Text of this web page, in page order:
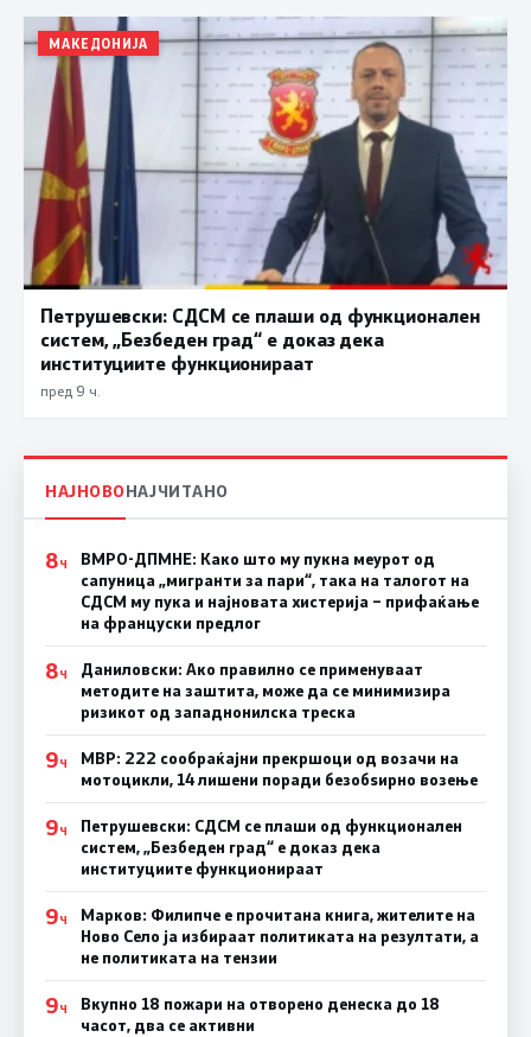
МАКЕДОНИЈА
Петрушевски: СДСМ се плаши од функционален
систем, „Безбеден град“ е доказ дека
институциите функционираат
пред 9 ч.
НАЈНОВОНАЈЧИТАНО
8Ч
ВМРО-ДПМНЕ: Како што му пукна меурот од
сапуница „мигранти за пари“, така на талогот на
СДСМ му пука и најновата хистерија – прифаќање
на француски предлог
8Ч
Даниловски: Ако правилно се применуваат
методите на заштита, може да се минимизира
ризикот од западнонилска треска
9Ч
МВР: 222 сообраќајни прекршоци од возачи на
мотоцикли, 14 лишени поради безобѕирно возење
9Ч
Петрушевски: СДСМ се плаши од функционален
систем, „Безбеден град“ е доказ дека
институциите функционираат
9Ч
Марков: Филипче е прочитана книга, жителите на
Ново Село ја избираат политиката на резултати, а
не политиката на тензии
9Ч
Вкупно 18 пожари на отворено денеска до 18
часот, два се активни